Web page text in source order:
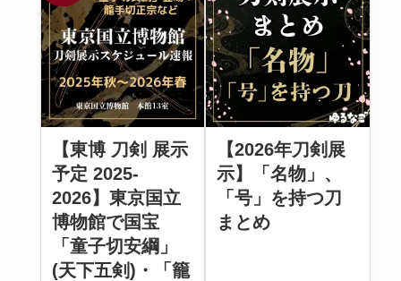
【東博 刀剣 展示
予定 2025-
2026】東京国立
博物館で国宝
「童子切安綱」
(天下五剣)・「籠
【2026年刀剣展
示】「名物」、
「号」を持つ刀
まとめ